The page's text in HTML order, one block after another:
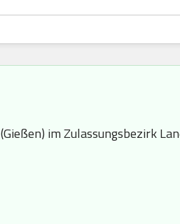
(Gießen) im Zulassungsbezirk